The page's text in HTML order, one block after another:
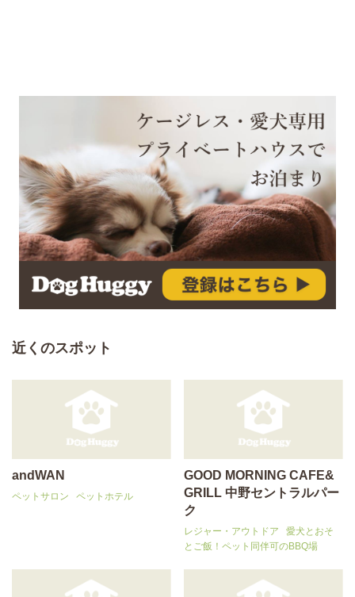
近くのスポット
andWAN
ペットサロン ペットホテル
GOOD MORNING CAFE&
GRILL 中野セントラルパー
ク
レジャー・アウトドア
愛犬とおそ
とご飯！ペット同伴可のBBQ場